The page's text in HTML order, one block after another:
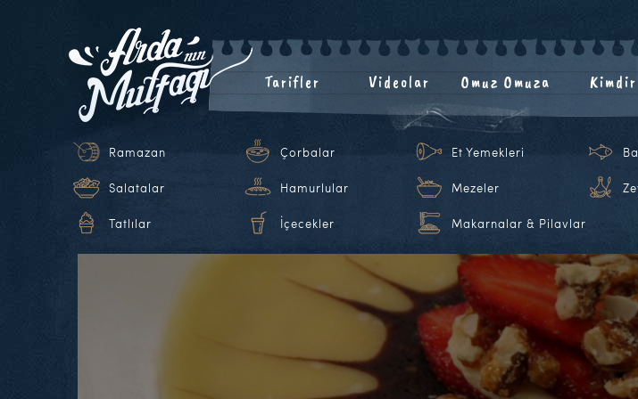
Tarifler Videolar Omuz Omuza Kimdir
Ramazan Çorbalar Et Yemekleri
Salatalar Hamurlular Mezeler
Tatlılar İçecekler Makarnalar & Pilavlar